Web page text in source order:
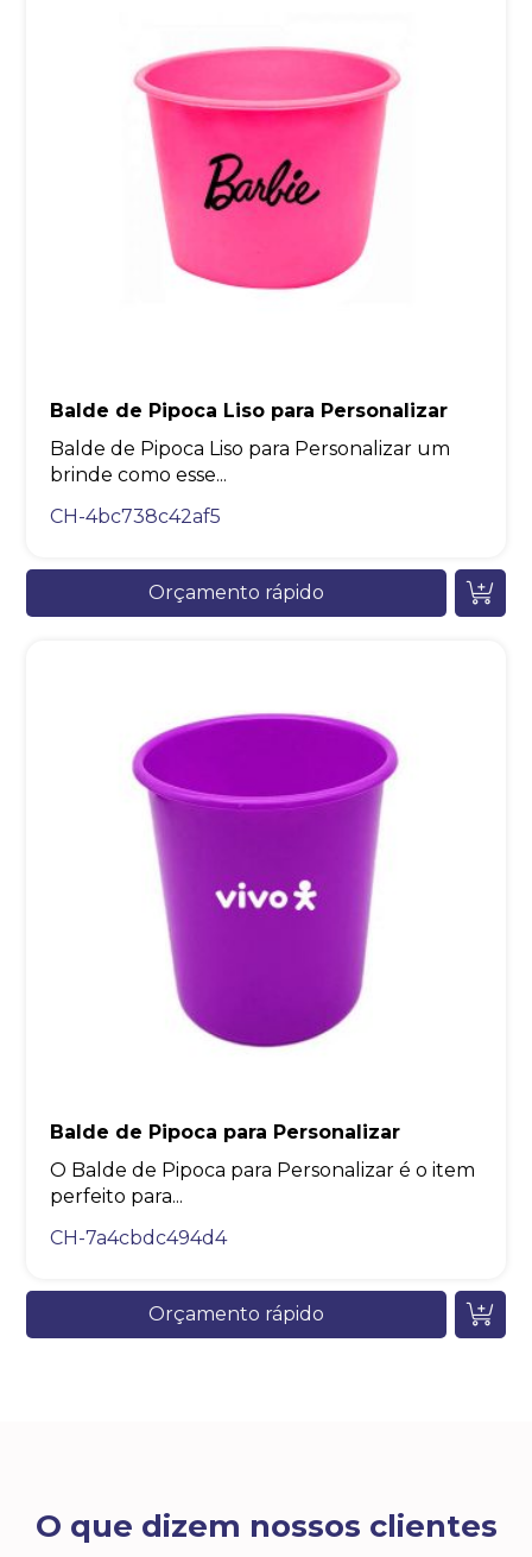
Balde de Pipoca Liso para Personalizar
Balde de Pipoca Liso para Personalizar um
brinde como esse...
CH-4bc738c42af5
Orçamento rápido
Balde de Pipoca para Personalizar
O Balde de Pipoca para Personalizar é o item
perfeito para...
CH-7a4cbdc494d4
Orçamento rápido
O que dizem nossos clientes